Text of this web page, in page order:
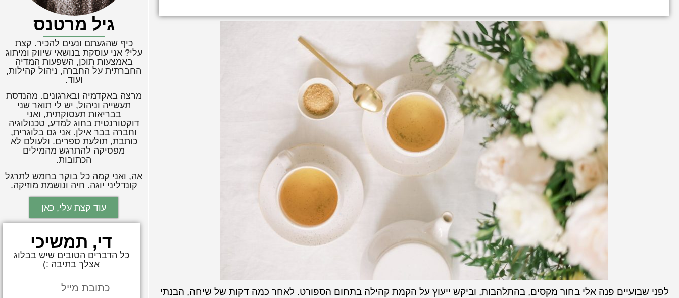
לפני שבועיים פנה אלי בחור מקסים, בהתלהבות, וביקש ייעוץ על הקמת קהילה בתחום הספורט. לאחר כמה דקות של שיחה, הבנתי
גיל מרטנס
כיף שהגעתם ונעים להכיר. קצת
עלי? אני עוסקת בנושאי שיווק ומיתוג
באמצעות תוכן, השפעות המדיה
החברתית על החברה, ניהול קהילות,
ועוד.
מרצה באקדמיה ובארגונים. מהנדסת
תעשייה וניהול, יש לי תואר שני
בבריאות תעסוקתית, ואני
דוקטורנטית בחוג למדע, טכנולוגיה
וחברה בבר אילן. אני גם בלוגרית,
כותבת, תולעת ספרים. ולעולם לא
מפסיקה להתרגש מהמילים
הכתובות.
אה, ואני קמה כל בוקר בחמש לתרגל
קונדליני יוגה. חיה ונושמת מוזיקה.
עוד קצת עלי, כאן
די, תמשיכי
כל הדברים הטובים שיש בבלוג
אצלך בתיבה :)